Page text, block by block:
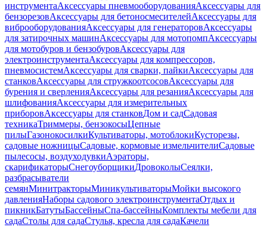
инструментаАксессуары пневмооборудованияАксессуары для
бензорезовАксессуары для бетоносмесителейАксессуары для
виброоборудованияАксессуары для генераторовАксессуары
для затирочных машинАксессуары для мотопомпАксессуары
для мотобуров и бензобуровАксессуары для
электроинструментаАксессуары для компрессоров,
пневмосистемАксессуары для сварки, пайкиАксессуары для
станковАксессуары для стружкоотсосовАксессуары для
бурения и сверленияАксессуары для резанияАксессуары для
шлифованияАксессуары для измерительных
приборовАксессуары для станковДом и садСадовая
техникаТриммеры, бензокосыЦепные
пилыГазонокосилкиКультиваторы, мотоблокиКусторезы,
садовые ножницыСадовые, кормовые измельчителиСадовые
пылесосы, воздуходувкиАэраторы,
скарификаторыСнегоуборщикиДровоколыСеялки,
разбрасыватели
семянМинитракторыМиникультиваторыМойки высокого
давленияНаборы садового электроинструментаОтдых и
пикникБатутыБассейныСпа-бассейныКомплекты мебели для
садаСтолы для садаСтулья, кресла для садаКачели